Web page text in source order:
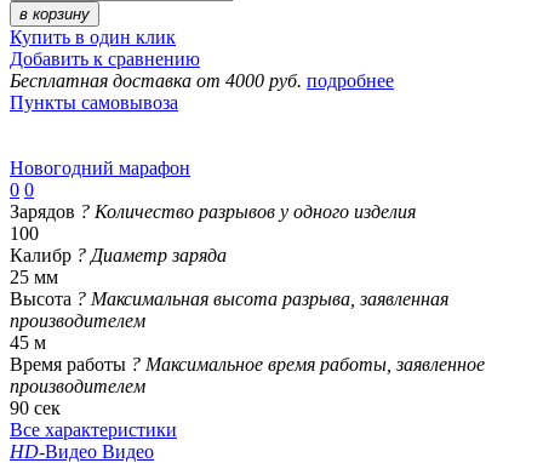
в корзину
Купить в один клик
Добавить к сравнению
Бесплатная доставка от 4000 руб. подробнее
Пункты самовывоза
Новогодний марафон
0 0
Зарядов ? Количество разрывов у одного изделия
100
Калибр ? Диаметр заряда
25 мм
Высота ? Максимальная высота разрыва, заявленная
производителем
45 м
Время работы ? Максимальное время работы, заявленное
производителем
90 сек
Все характеристики
HD-Видео Видео